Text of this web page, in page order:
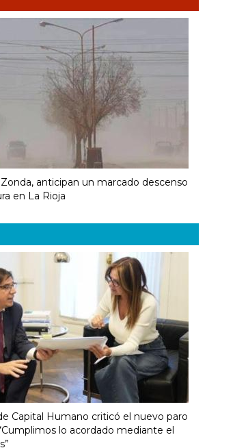
anticipan un marcado descenso
en La Rioja
Capital Humano criticó el nuevo paro
lo acordado mediante el